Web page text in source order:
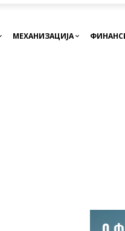
МЕХАНИЗАЦИЈА